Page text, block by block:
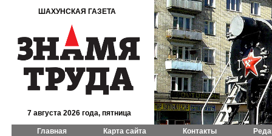
ШАХУНСКАЯ ГАЗЕТА
7 августа 2026 года, пятница
Главная Карта сайта Контакты